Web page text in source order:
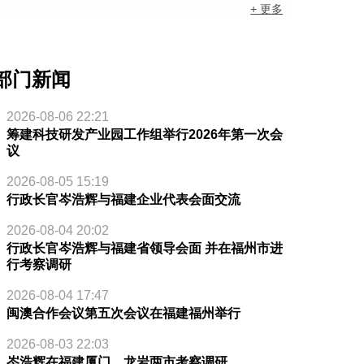
+ 更多
门新闻
2026-08-06 22:21
筹建科技研发产业园工作组举行2026年第一次会
议
2026-08-05 15:19
行政长官岑浩辉与福建企业代表会面交流
2026-08-04 20:02
行政长官岑浩辉与福建省领导会面 并在福州市进
行考察调研
2026-08-04 17:47
闽澳合作会议第五次会议在福建福州举行
2026-08-03 22:03